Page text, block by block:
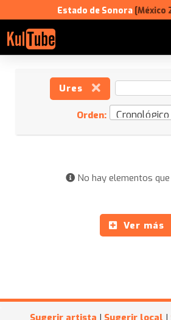
Estado de Sonora [México
Ures
Orden:
No hay elementos
Ver más
Sugerir artista | Sugerir local |